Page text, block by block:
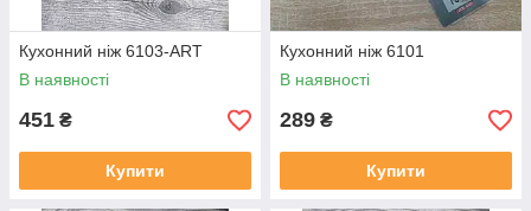
Кухонний ніж 6103-ART
В наявності
451 ₴
Купити
Кухонний ніж 6101
В наявності
289 ₴
Купити